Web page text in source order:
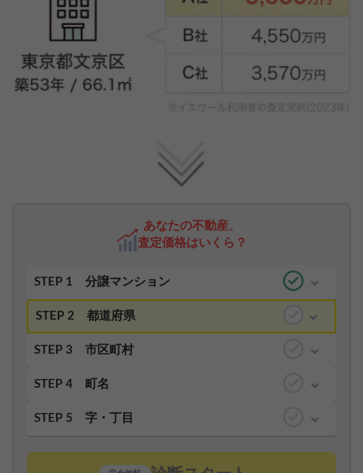
あなたの不動産、
査定価格はいくら？
STEP 1 分譲マンション
STEP 2 都道府県
STEP 3 市区町村
STEP 4 町名
STEP 5 字・丁目